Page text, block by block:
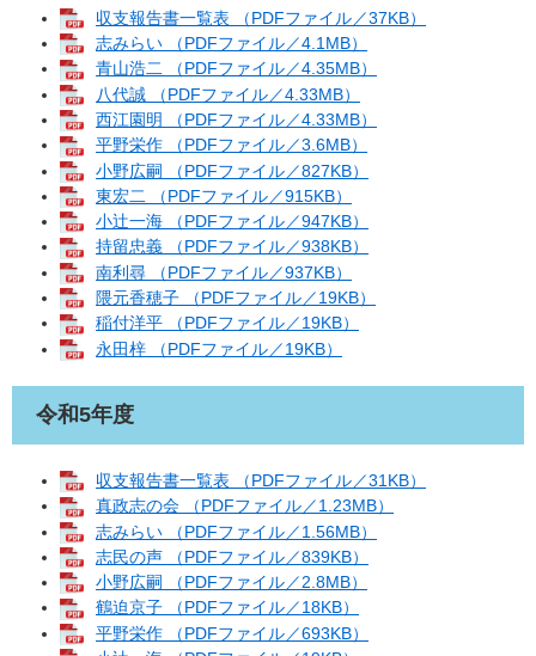
収支報告書一覧表 （PDFファイル／37KB）
志みらい （PDFファイル／4.1MB）
青山浩二 （PDFファイル／4.35MB）
八代誠 （PDFファイル／4.33MB）
西江園明 （PDFファイル／4.33MB）
平野栄作 （PDFファイル／3.6MB）
小野広嗣 （PDFファイル／827KB）
東宏二 （PDFファイル／915KB）
小辻一海 （PDFファイル／947KB）
持留忠義 （PDFファイル／938KB）
南利尋 （PDFファイル／937KB）
隈元香穂子 （PDFファイル／19KB）
稲付洋平 （PDFファイル／19KB）
永田梓 （PDFファイル／19KB）
令和5年度
収支報告書一覧表 （PDFファイル／31KB）
真政志の会 （PDFファイル／1.23MB）
志みらい （PDFファイル／1.56MB）
志民の声 （PDFファイル／839KB）
小野広嗣 （PDFファイル／2.8MB）
鶴迫京子 （PDFファイル／18KB）
平野栄作 （PDFファイル／693KB）